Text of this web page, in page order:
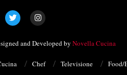
and Developed by Novella Cucina
Chef Televisione Food/